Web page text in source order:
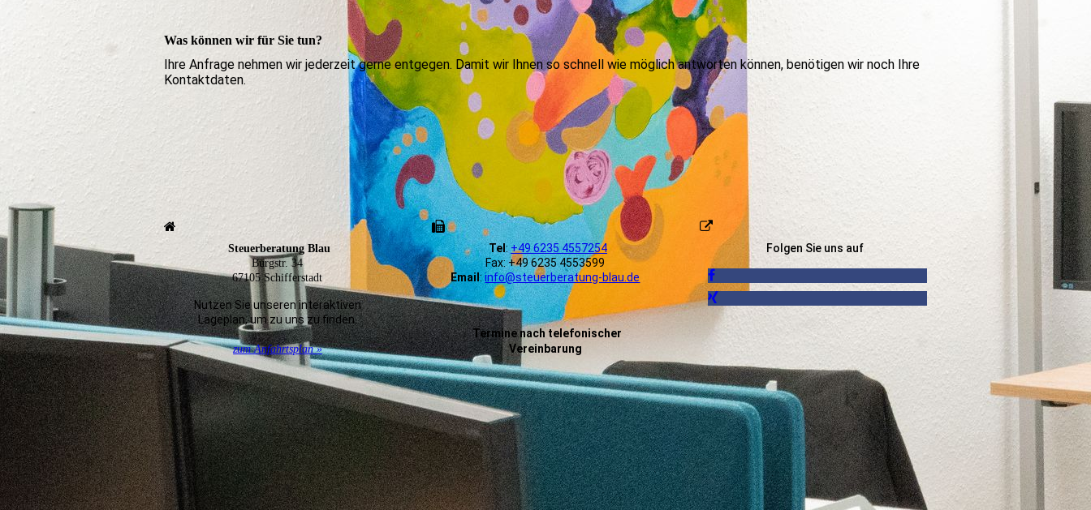
Was können wir für Sie tun?
Ihre Anfrage nehmen wir jederzeit gerne entgegen. Damit wir Ihnen so schnell wie möglich antworten können, benötigen wir noch Ihre
Kontaktdaten.
Steuerberatung Blau
Burgstr. 34
67105 Schifferstadt
Nutzen Sie unseren interaktiven
La­ge­plan, um zu uns zu finden.
zum Anfahrtsplan »
Tel: +49 6235 4557254
Fax: +49 6235 4553599
Email:info@steuerberatung-blau.de
Termine nach telefonischer
Vereinbarung
Folgen Sie uns auf